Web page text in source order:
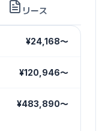
リース
¥24,168〜
¥120,946〜
¥483,890〜